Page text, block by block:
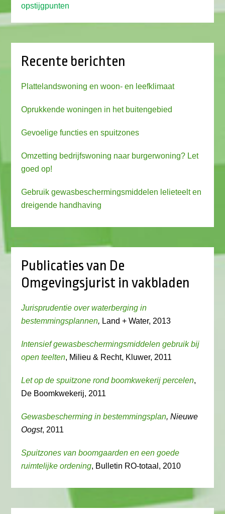
opstijgpunten
Recente berichten
Plattelandswoning en woon- en leefklimaat
Oprukkende woningen in het buitengebied
Gevoelige functies en spuitzones
Omzetting bedrijfswoning naar burgerwoning? Let
goed op!
Gebruik gewasbeschermingsmiddelen lelieteelt en
dreigende handhaving
Publicaties van De
Omgevingsjurist in vakbladen
Jurisprudentie over waterberging in
bestemmingsplannen, Land + Water, 2013
Intensief gewasbeschermingsmiddelen gebruik bij
open teelten, Milieu & Recht, Kluwer, 2011
Let op de spuitzone rond boomkwekerij percelen,
De Boomkwekerij, 2011
Gewasbescherming in bestemmingsplan, Nieuwe
Oogst, 2011
Spuitzones van boomgaarden en een goede
ruimtelijke ordening, Bulletin RO-totaal, 2010